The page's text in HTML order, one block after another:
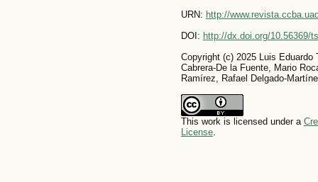
URN: http://
DOI: http://dx.doi.org/10.56369/
Copyright (c) 2025 Luis
Cabrera-De la Fuente, Mario
Ramírez, Rafael Delgado-
This work is licensed under a
License.